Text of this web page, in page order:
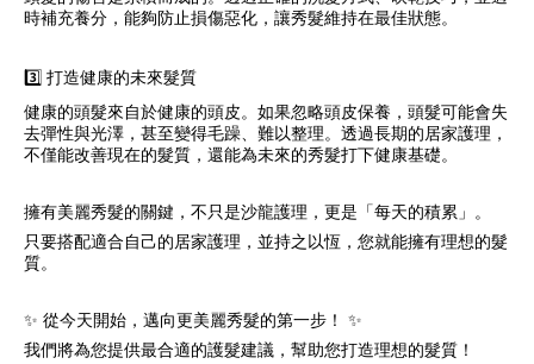
時補充養分，能夠防止損傷惡化，讓秀髮維持在最佳狀態。
3️⃣ 打造健康的未來髮質
健康的頭髮來自於健康的頭皮。如果忽略頭皮保養，頭髮可能會失
去彈性與光澤，甚至變得毛躁、難以整理。透過長期的居家護理，
不僅能改善現在的髮質，還能為未來的秀髮打下健康基礎。
擁有美麗秀髮的關鍵，不只是沙龍護理，更是「每天的積累」。
只要搭配適合自己的居家護理，並持之以恆，您就能擁有理想的髮
質。
✨ 從今天開始，邁向更美麗秀髮的第一步！ ✨
我們將為您提供最合適的護髮建議，幫助您打造理想的髮質！